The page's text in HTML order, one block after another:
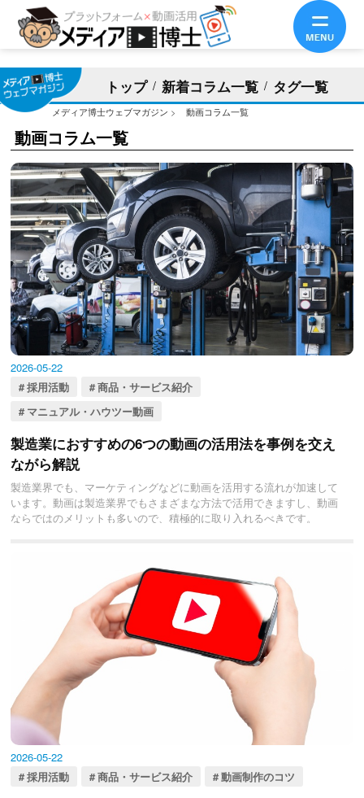
トップ 新着コラム一覧 タグ一覧
メディア博士ウェブマガジン > 動画コラム一覧
動画コラム一覧
2026-05-22
採用活動
商品・サービス紹介
マニュアル・ハウツー動画
製造業におすすめの6つの動画の活用法を事例を交え
ながら解説
製造業界でも、マーケティングなどに動画を活用する流れが加速して
います。動画は製造業界でもさまざまな方法で活用できますし、動画
ならではのメリットも多いので、積極的に取り入れるべきです。
2026-05-22
採用活動
商品・サービス紹介 動画制作のコツ